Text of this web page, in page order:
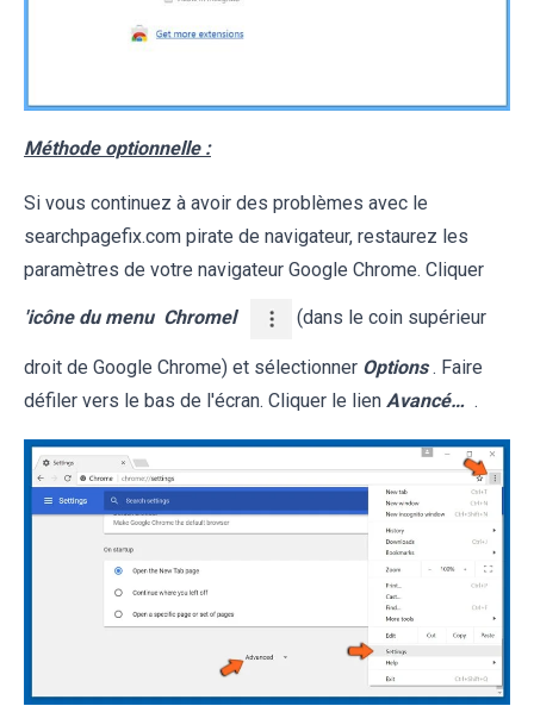
Méthode optionnelle :
Si vous continuez à avoir des problèmes avec le
searchpagefix.com pirate de navigateur, restaurez les
paramètres de votre navigateur Google Chrome. Cliquer
'icône du menu Chromel (dans le coin supérieur
droit de Google Chrome) et sélectionner Options . Faire
défiler vers le bas de l'écran. Cliquer le lien Avancé… .